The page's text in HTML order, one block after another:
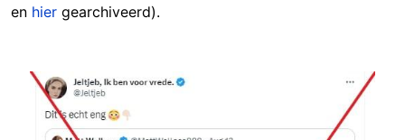
en hier gearchiveerd).
Image